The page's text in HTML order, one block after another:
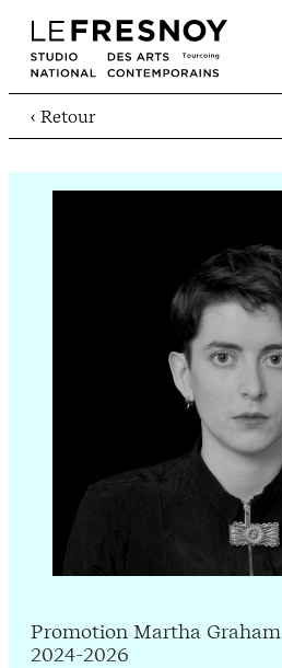
‹ Retour
Promotion Martha Graham
2024-2026